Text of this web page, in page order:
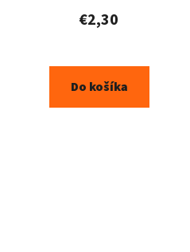
€2,30
Do košíka